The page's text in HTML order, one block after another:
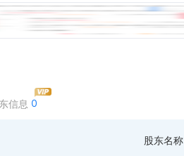
信息 0
股东名称